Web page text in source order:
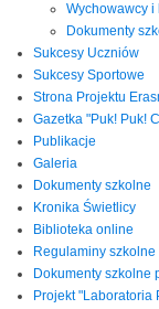
Wychowawcy i
Dokumenty
Sukcesy Uczniów
Sukcesy Sportowe
Strona Projektu
Gazetka "Puk! Puk!
Publikacje
Galeria
Dokumenty szkolne
Kronika Świetlicy
Biblioteka online
Regulaminy szkolne
Dokumenty szkolne
Projekt "Laboratoria